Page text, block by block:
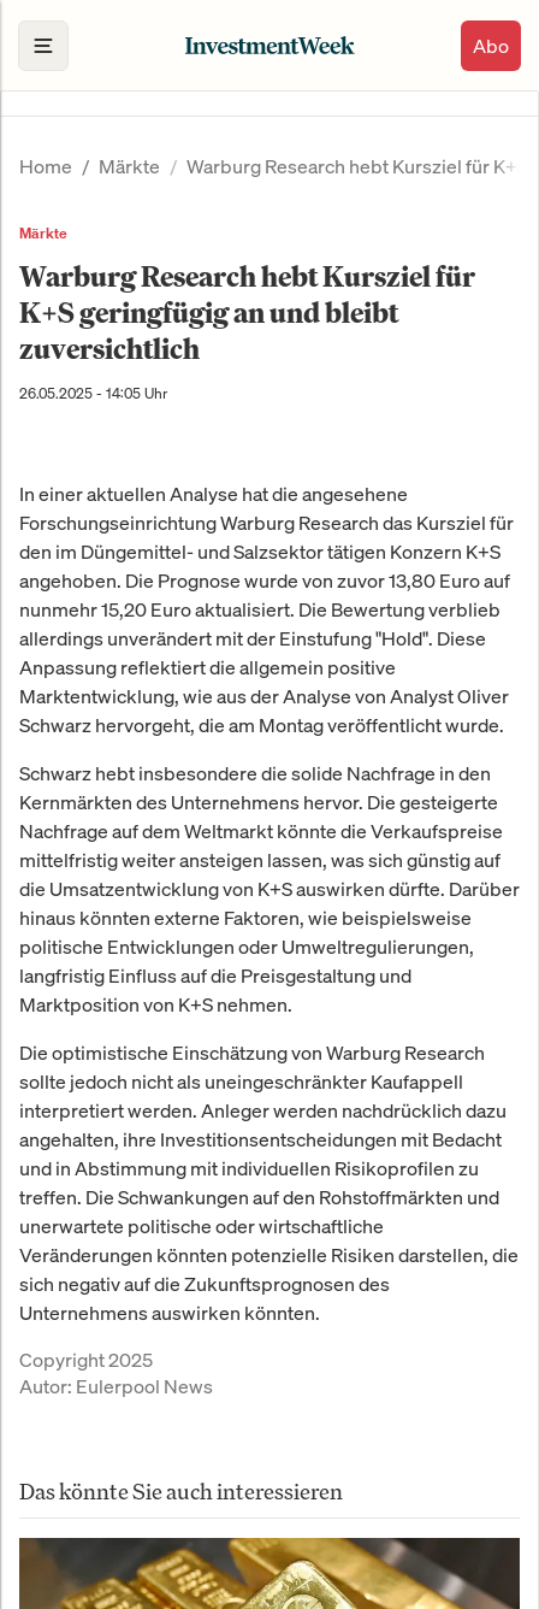
Abo
Home Märkte Warburg Research hebt Kursziel für
Märkte
Warburg Research hebt Kursziel für
K+S geringfügig an und bleibt
zuversichtlich
26.05.2025 - 14:05 Uhr
In einer aktuellen Analyse hat die angesehene
Forschungseinrichtung Warburg Research das Kursziel für
den im Düngemittel- und Salzsektor tätigen Konzern K+S
angehoben. Die Prognose wurde von zuvor 13,80 Euro auf
nunmehr 15,20 Euro aktualisiert. Die Bewertung verblieb
allerdings unverändert mit der Einstufung "Hold". Diese
Anpassung reflektiert die allgemein positive
Marktentwicklung, wie aus der Analyse von Analyst Oliver
Schwarz hervorgeht, die am Montag veröffentlicht wurde.
Schwarz hebt insbesondere die solide Nachfrage in den
Kernmärkten des Unternehmens hervor. Die gesteigerte
Nachfrage auf dem Weltmarkt könnte die Verkaufspreise
mittelfristig weiter ansteigen lassen, was sich günstig auf
die Umsatzentwicklung von K+S auswirken dürfte. Darüber
hinaus könnten externe Faktoren, wie beispielsweise
politische Entwicklungen oder Umweltregulierungen,
langfristig Einfluss auf die Preisgestaltung und
Marktposition von K+S nehmen.
Die optimistische Einschätzung von Warburg Research
sollte jedoch nicht als uneingeschränkter Kaufappell
interpretiert werden. Anleger werden nachdrücklich dazu
angehalten, ihre Investitionsentscheidungen mit Bedacht
und in Abstimmung mit individuellen Risikoprofilen zu
treffen. Die Schwankungen auf den Rohstoffmärkten und
unerwartete politische oder wirtschaftliche
Veränderungen könnten potenzielle Risiken darstellen, die
sich negativ auf die Zukunftsprognosen des
Unternehmens auswirken könnten.
Copyright 2025
Autor: Eulerpool News
Das könnte Sie auch interessieren